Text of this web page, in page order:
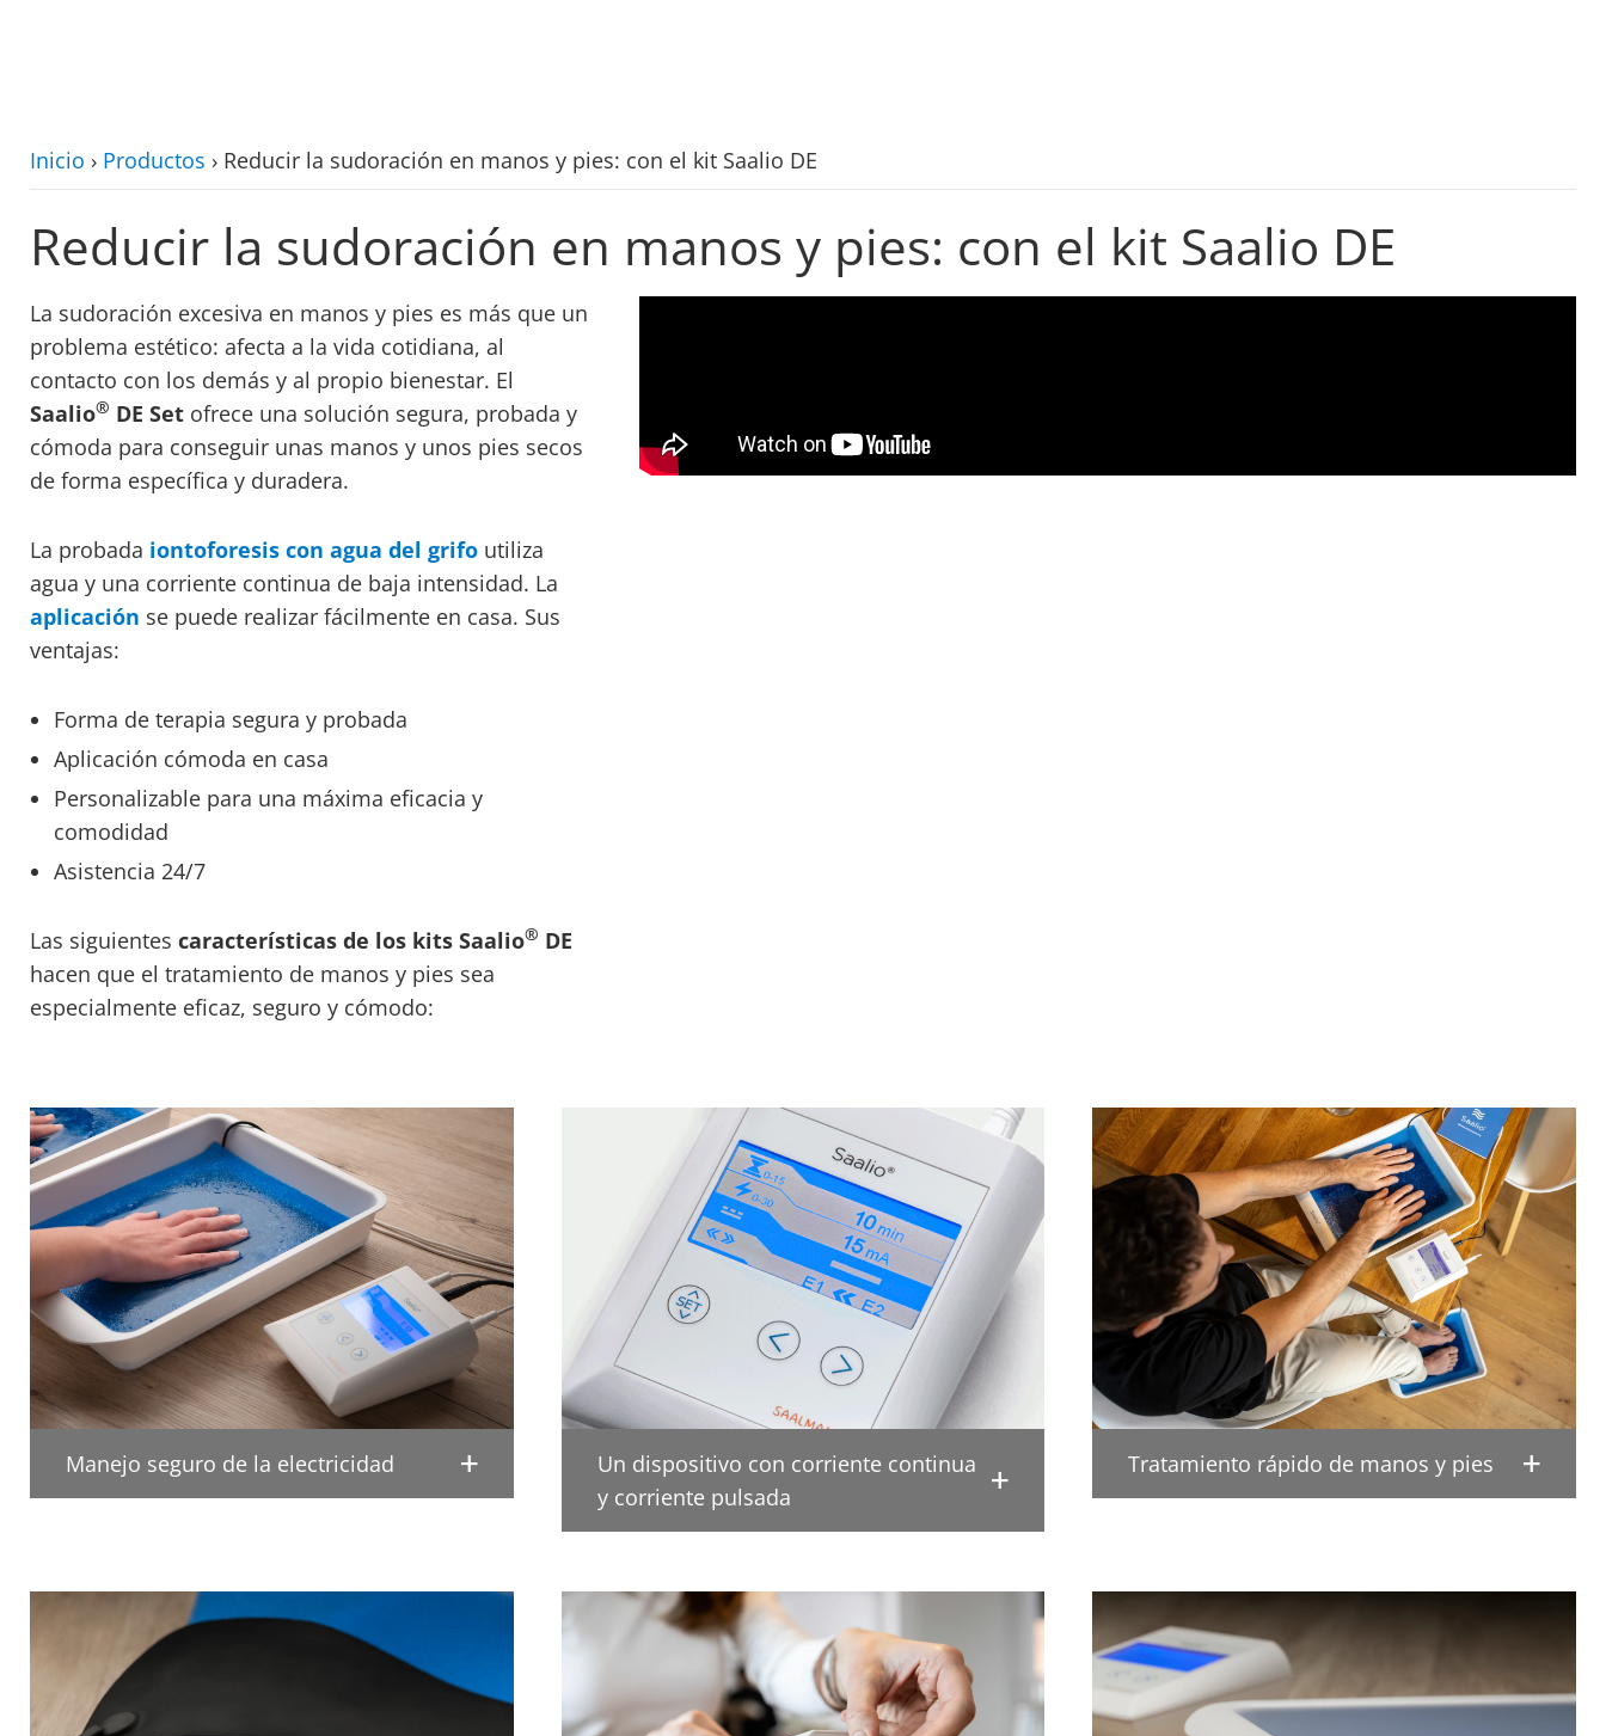
zum Hauptinhalt
Inicio › Productos › Reducir la sudoración en manos y pies: con el kit Saalio DE
Reducir la sudoración en manos y pies: con el kit Saalio DE
La sudoración excesiva en manos y pies es más que un
problema estético: afecta a la vida cotidiana, al
contacto con los demás y al propio bienestar. El
Saalio® DE Set ofrece una solución segura, probada y
cómoda para conseguir unas manos y unos pies secos
de forma específica y duradera.
La probada iontoforesis con agua del grifo utiliza
agua y una corriente continua de baja intensidad. La
aplicación se puede realizar fácilmente en casa. Sus
ventajas:
Forma de terapia segura y probada
Aplicación cómoda en casa
Personalizable para una máxima eficacia y
comodidad
Asistencia 24/7
Las siguientes características de los kits Saalio® DE
hacen que el tratamiento de manos y pies sea
especialmente eficaz, seguro y cómodo:
Manejo seguro de la electricidad
Un dispositivo con corriente continua
y corriente pulsada
Tratamiento rápido de manos y pies